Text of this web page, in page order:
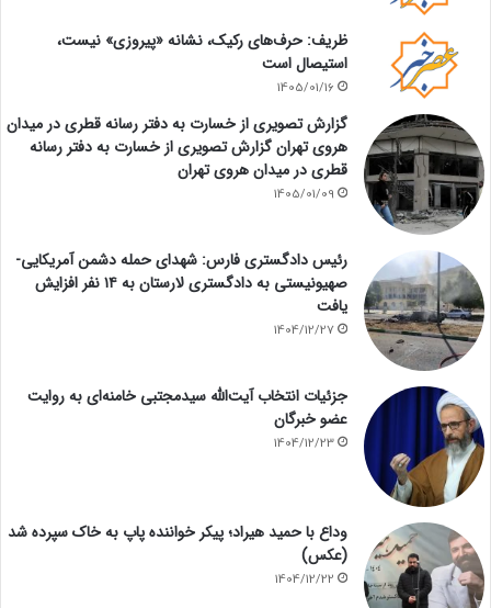
ظریف: حرف‌های رکیک، نشانه «پیروزی» نیست،
استیصال است
1405/01/16
گزارش تصویری از خسارت به دفتر رسانه قطری در میدان
هروی تهران گزارش تصویری از خسارت به دفتر رسانه
قطری در میدان هروی تهران
1405/01/09
رئیس دادگستری فارس: شهدای حمله دشمن آمریکایی-
صهیونیستی به دادگستری لارستان به ۱۴ نفر افزایش
یافت
1404/12/27
جزئیات انتخاب آیت‌الله سیدمجتبی خامنه‌ای به روایت
عضو خبرگان
1404/12/23
وداع با حمید هیراد؛ پیکر خواننده پاپ به خاک سپرده شد
(عکس)
1404/12/22